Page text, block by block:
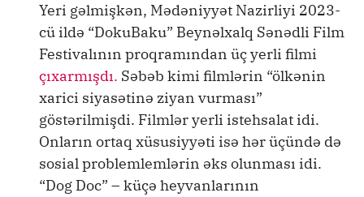
Yeri gəlmişkən, Mədəniyyət Nazirliyi 2023-
cü ildə “DokuBaku” Beynəlxalq Sənədli Film
Festivalının proqramından üç yerli filmi
çıxarmışdı. Səbəb kimi filmlərin “ölkənin
xarici siyasətinə ziyan vurması”
göstərilmişdi. Filmlər yerli istehsalat idi.
Onların ortaq xüsusiyyəti isə hər üçündə də
sosial problemlemlərin əks olunması idi.
“Dog Doc” – küçə heyvanlarının